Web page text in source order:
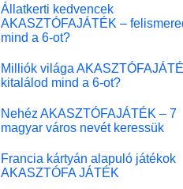
Állatkerti kedvencek
AKASZTÓFAJÁTÉK –
mind a 6-ot?
Milliók világa
kitalálod mind a 6-ot?
Nehéz AKASZTÓFAJÁTÉK – 7
magyar város nevét keressük
Francia kártyán alapuló játékok
AKASZTÓFA JÁTÉK